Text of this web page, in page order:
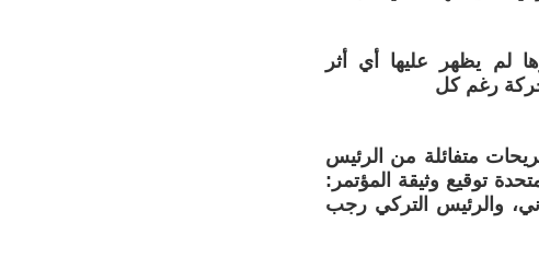
لم يظهر عليها أي أثر
رغم كل
متفائلة من الرئيس
توقيع وثيقة المؤتمر:
والرئيس التركي رجب